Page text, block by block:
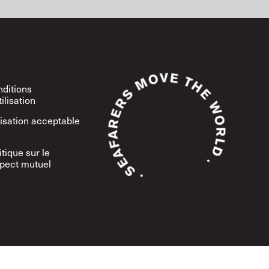
acceptable
sur le
mutuel